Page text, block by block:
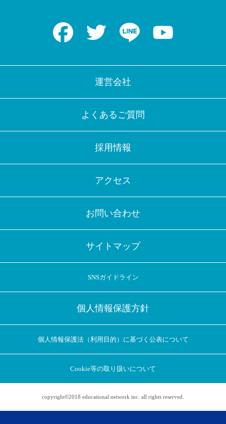
アプリに切り替えてみませんか
Facebook Twitter LINE
運営会社
よくあるご質問
採用情報
アクセス
お問い合わせ
サイトマップ
SNSガイドライン
個人情報保護方針
個人情報保護法（利用目的）に基づく公表について
Cookie等の取り扱いについて
copyright©2018 educational network inc. all rights reserved.